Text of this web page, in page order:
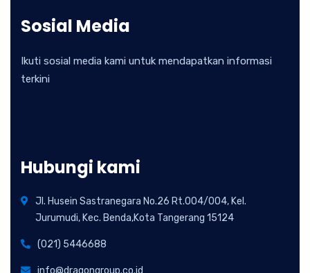
Sosial Media
Ikuti sosial media kami untuk mendapatkan informasi
terkini
Hubungi kami
Jl. Husein Sastranegara No.26 Rt.004/004, Kel.
Jurumudi, Kec. Benda,Kota Tangerang 15124
(021) 5446688